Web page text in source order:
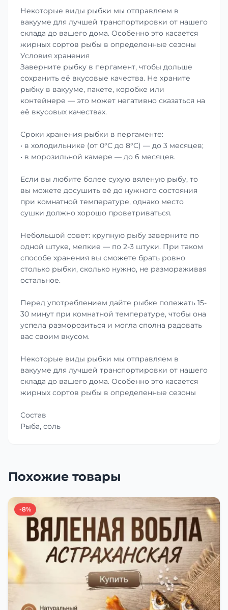
Некоторые виды рыбки мы отправляем в
вакууме для лучшей транспортировки от нашего
склада до вашего дома. Особенно это касается
жирных сортов рыбы в определенные сезоны
Условия хранения
Заверните рыбку в пергамент, чтобы дольше
сохранить её вкусовые качества. Не храните
рыбку в вакууме, пакете, коробке или
контейнере — это может негативно сказаться на
её вкусовых качествах.
Сроки хранения рыбки в пергаменте:
• в холодильнике (от 0°С до 8°С) — до 3 месяцев;
• в морозильной камере — до 6 месяцев.
Если вы любите более сухую вяленую рыбу, то
вы можете досушить её до нужного состояния
при комнатной температуре, однако место
сушки должно хорошо проветриваться.
Небольшой совет: крупную рыбу заверните по
одной штуке, мелкие — по 2-3 штуки. При таком
способе хранения вы сможете брать ровно
столько рыбки, сколько нужно, не размораживая
остальное.
Перед употреблением дайте рыбке полежать 15-
30 минут при комнатной температуре, чтобы она
успела разморозиться и могла сполна радовать
вас своим вкусом.
Некоторые виды рыбки мы отправляем в
вакууме для лучшей транспортировки от нашего
склада до вашего дома. Особенно это касается
жирных сортов рыбы в определенные сезоны
Состав
Рыба, соль
Похожие товары
-8%